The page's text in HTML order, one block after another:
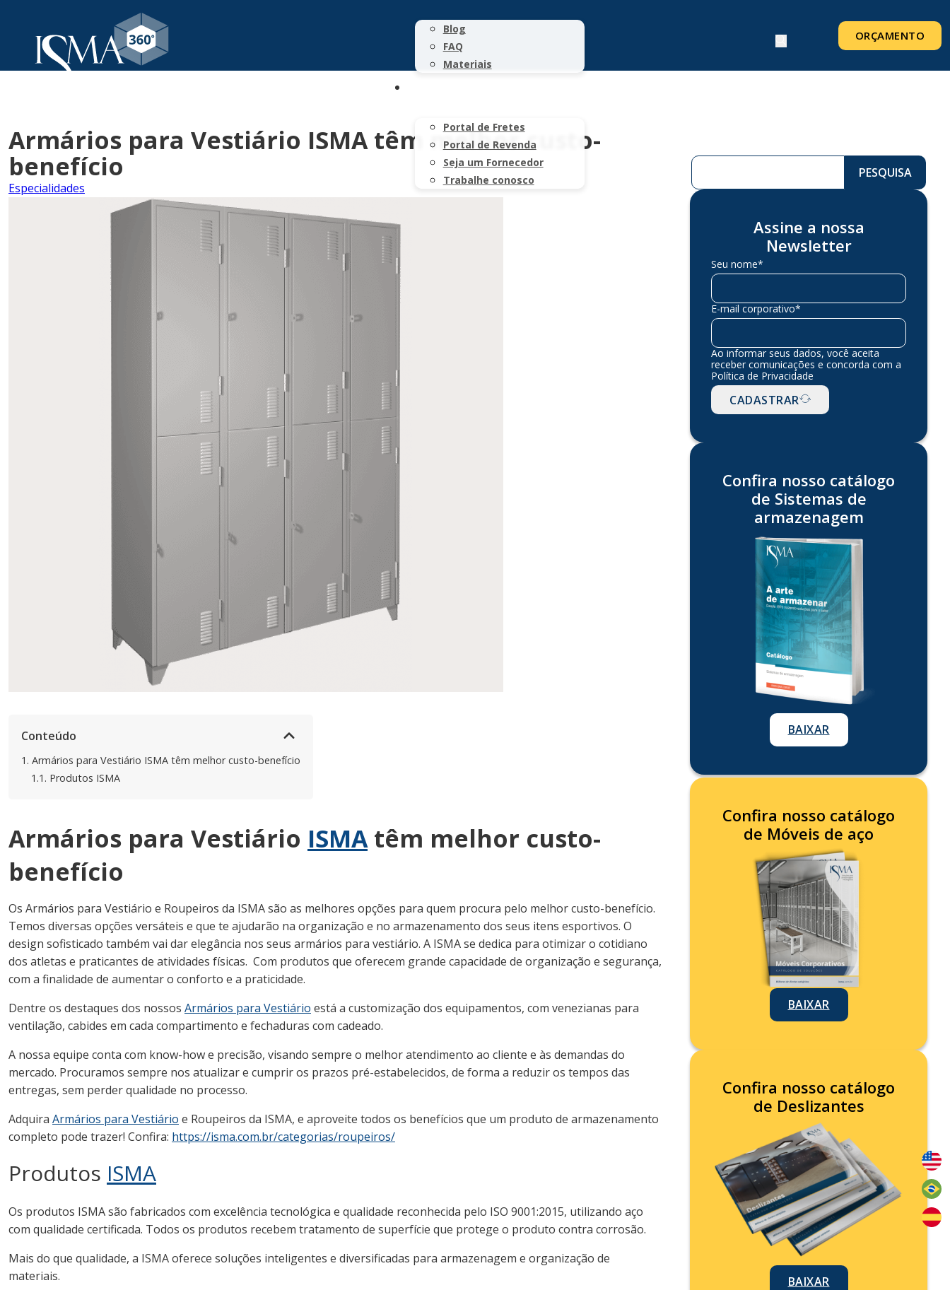
Blog
FAQ
Materiais
Portal de Fretes
Portal de Revenda
Seja um Fornecedor
Trabalhe conosco
ORÇAMENTO
Armários para Vestiário ISMA têm melhor custo-
benefício
Especialidades
Conteúdo
1. Armários para Vestiário ISMA têm melhor custo-benefício
1.1. Produtos ISMA
Armários para Vestiário ISMAtêm melhor custo-
benefício
Os Armários para Vestiário e Roupeiros da ISMAsão as melhores opções para quem procura pelo melhor custo-benefício.
Temos diversas opções versáteis e que te ajudarão na organização e no armazenamento dos seus itens esportivos. O
design sofisticado também vai dar elegância nos seus armários para vestiário. A ISMA se dedica para otimizar o cotidiano
dos atletas e praticantes de atividades físicas. Com produtos que oferecem grande capacidade de organização e segurança,
com a finalidade de aumentar o conforto e a praticidade.
Dentre os destaques dos nossos Armários para Vestiário está a customização dos equipamentos, com venezianas para
ventilação, cabides em cada compartimento e fechaduras com cadeado.
A nossa equipe conta com know-how e precisão, visando sempre o melhor atendimento ao cliente e às demandas do
mercado. Procuramos sempre nos atualizar e cumprir os prazos pré-estabelecidos, de forma a reduzir os tempos das
entregas, sem perder qualidade no processo.
Adquira Armários para Vestiário e Roupeiros da ISMA, e aproveite todos os benefícios que um produto de armazenamento
completo pode trazer! Confira: https://isma.com.br/categorias/roupeiros/
Produtos ISMA
Os produtos ISMA são fabricados com excelência tecnológica e qualidade reconhecida pelo ISO 9001:2015, utilizando aço
com qualidade certificada. Todos os produtos recebem tratamento de superfície que protege o produto contra corrosão.
Mais do que qualidade, a ISMA oferece soluções inteligentes e diversificadas para armazenagem e organização de
materiais.
Pesquisar ...
PESQUISA
Assine a nossa
Newsletter
Seu nome*
E-mail corporativo*
Ao informar seus dados, você aceita
receber comunicações e concorda com a
Política de Privacidade
CADASTRAR
Confira nosso catálogo
de Sistemas de
armazenagem
BAIXAR
Confira nosso catálogo
de Móveis de aço
BAIXAR
Confira nosso catálogo
de Deslizantes
BAIXAR